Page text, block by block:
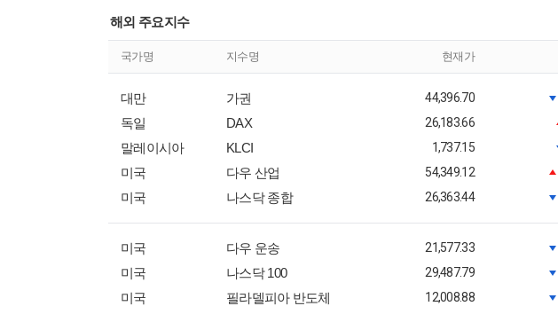
해외 주요지수
국가명 지수명 현재가
대만 가권 44,396.70
독일 DAX 26,183.66
말레이시아 KLCI 1,737.15
미국 다우 산업 54,349.12
미국 나스닥 종합 26,363.44
미국 다우 운송 21,577.33
미국 나스닥 100 29,487.79
미국 필라델피아 반도체 12,008.88